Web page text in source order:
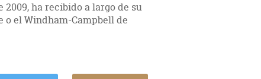
ha recibido a largo de su
el Windham-Campbell de